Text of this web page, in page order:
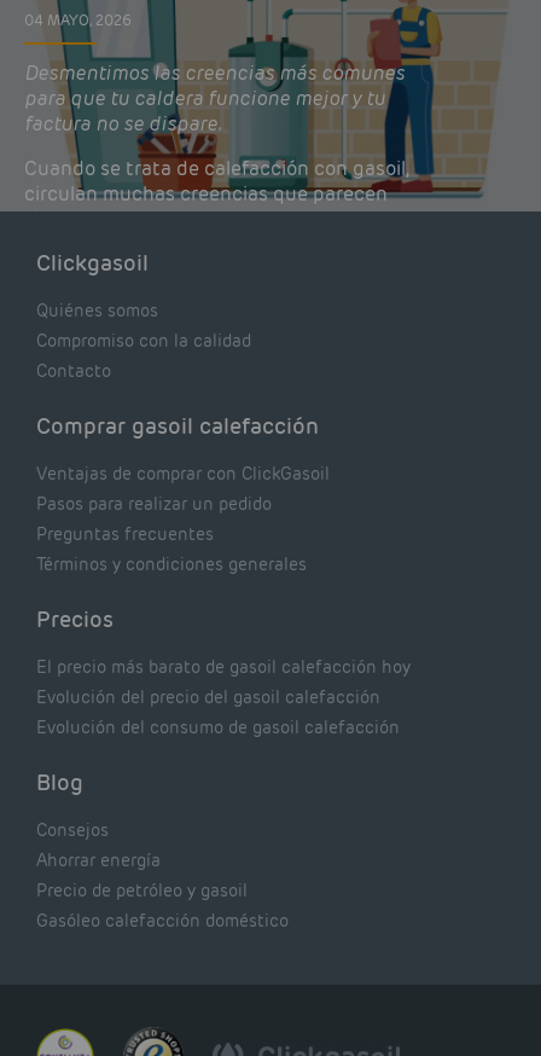
04 MAYO, 2026
Desmentimos las creencias más comunes
para que tu caldera funcione mejor y tu
factura no se dispare.
Cuando se trata de calefacción con gasoil,
circulan muchas creencias que parecen
lógicas pero que, en realidad, pueden estar
de tu caldera. Pocas se contrastan con lo que
Clickgasoil
Quiénes somos
Compromiso con la calidad
Contacto
Comprar gasoil calefacción
Ventajas de comprar con ClickGasoil
Pasos para realizar un pedido
Preguntas frecuentes
Términos y condiciones generales
Precios
El precio más barato de gasoil calefacción hoy
Evolución del precio del gasoil calefacción
Evolución del consumo de gasoil calefacción
Blog
Consejos
Ahorrar energía
Precio de petróleo y gasoil
Gasóleo calefacción doméstico